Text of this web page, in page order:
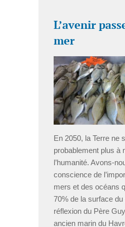
L’avenir
mer
En 2050, la Terre ne
probablement plus à
l’humanité. Avons-
conscience de
mers et des océans
70% de la surface du
réflexion du Père
ancien marin du